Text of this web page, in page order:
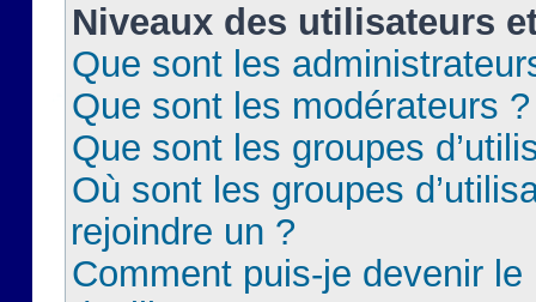
Niveaux des utilisateurs
Que sont les
Que sont les modérateurs ?
Que sont les groupes
Où sont les groupes
rejoindre un ?
Comment puis-je devenir le